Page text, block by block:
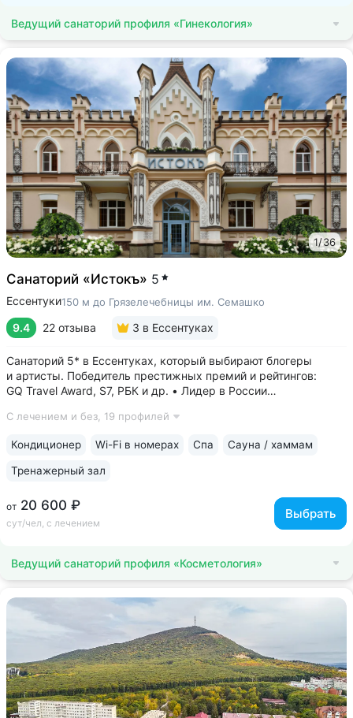
Ведущий санаторий профиля «Гинекология»
1/36
Санаторий «Истокъ» 5
Ессентуки150 м до Грязелечебницы им. Семашко
9.4 22 отзыва 3 в Ессентуках
Санаторий 5* в Ессентуках, который выбирают блогеры
и артисты. Победитель престижных премий и рейтингов:
GQ Travel Award, S7, РБК и др. • Лидер в России
целлюлита и вен «Эндосфера», коррекция фигуры Tesla
С лечением и без, 19 профилей
от 20 600 ₽
сут/чел, с лечением
Выбрать
Кондиционер Wi-Fi в номерах Спа Сауна / хаммам
Тренажерный зал
Ведущий санаторий профиля «Косметология»